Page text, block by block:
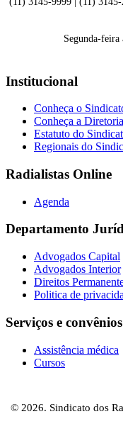
Segunda-feira
Institucional
Conheça o
Conheça a Diretoria
Estatuto do
Regionais do
Radialistas Online
Agenda
Departamento
Advogados Capital
Advogados Interior
Direitos
Politica de
Serviços e convênios
Assistência médica
Cursos
© 2026. Sindicato dos